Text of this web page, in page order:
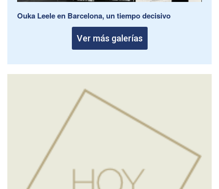
Ouka Leele en Barcelona, un tiempo decisivo
Ver más galerías